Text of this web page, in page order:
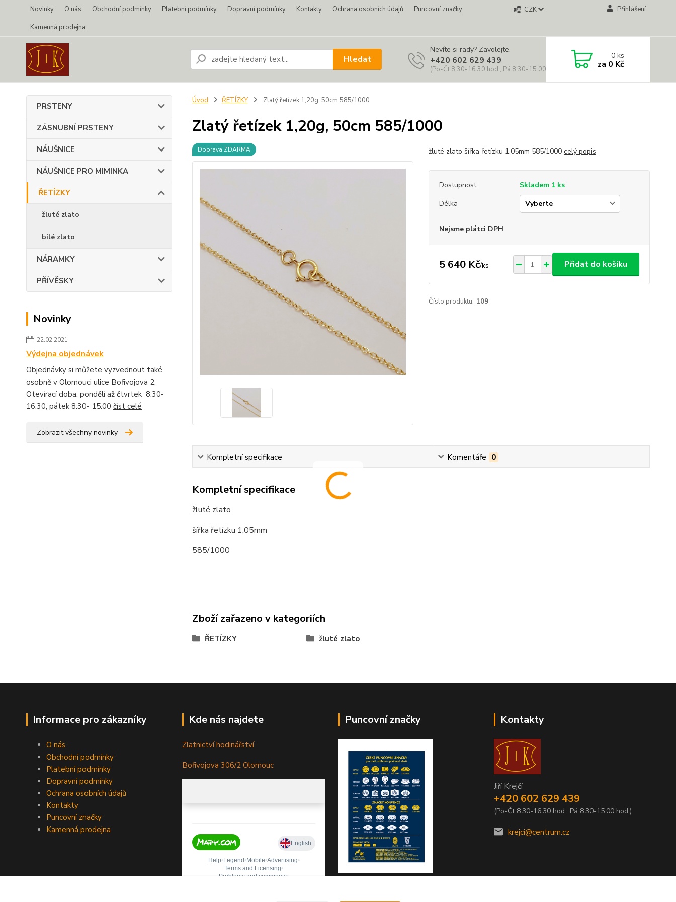
Novinky O nás Obchodní podmínky Platební podmínky Dopravní podmínky Kontakty Ochrana osobních údajů
Puncovní značky
Kamenná prodejna
CZK Přihlášení
Hledat
Nevíte si rady? Zavolejte.
+420 602 629 439
(Po-Čt 8:30-16:30 hod., Pá 8:30-15:00 hod.)
0ks
za 0 Kč
PRSTENY
ZÁSNUBNÍ PRSTENY
NÁUŠNICE
NÁUŠNICE PRO MIMINKA
ŘETÍZKY
žluté zlato
bílé zlato
NÁRAMKY
PŘÍVĚSKY
Novinky
22.02.2021
Výdejna objednávek
Objednávky si můžete vyzvednout také
osobně v Olomouci ulice Bořivojova 2,
Otevírací doba: pondělí až čtvrtek 8:30-
16:30, pátek 8:30- 15:00 číst celé
Zobrazit všechny novinky
Úvod ŘETÍZKY Zlatý řetízek 1,20g, 50cm 585/1000
Zlatý řetízek 1,20g, 50cm 585/1000
Doprava ZDARMA žluté zlato šířka řetízku 1,05mm 585/1000 celý popis
Dostupnost
Skladem 1 ks
Délka
Nejsme plátci DPH
5 640 Kč/ks Přidat do košíku
Číslo produktu: 109
Kompletní specifikace Komentáře 0
Kompletní specifikace
žluté zlato
šířka řetízku 1,05mm
585/1000
Zboží zařazeno v kategoriích
ŘETÍZKY žluté zlato
Informace pro zákazníky
O nás
Obchodní podmínky
Platební podmínky
Dopravní podmínky
Ochrana osobních údajů
Kontakty
Puncovní značky
Kamenná prodejna
Kde nás najdete
Zlatnictví hodinářství
Bořivojova 306/2 Olomouc
Puncovní značky Kontakty
Jiří Krejčí
+420 602 629 439
(Po-Čt 8:30-16:30 hod., Pá 8:30-15:00 hod.)
krejci@centrum.cz